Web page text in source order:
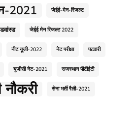
2021 जेईई-मेन-रिजल्ट
जेईई मेन रिजल्ट 2022
नीट यूजी-2022 नेट परीक्षा पटवारी
यूजीसी नेट-2021 राजस्थान पीटीईटी
नौकरी सेना भर्ती रैली-2021